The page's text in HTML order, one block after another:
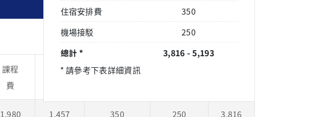
住宿安排費
350
機場接駁
250
總計 *
3,816 - 5,193
* 請參考下表詳細資訊
課程
費
宿舍
住宿安排
1,980 1,457 350 250 3,816